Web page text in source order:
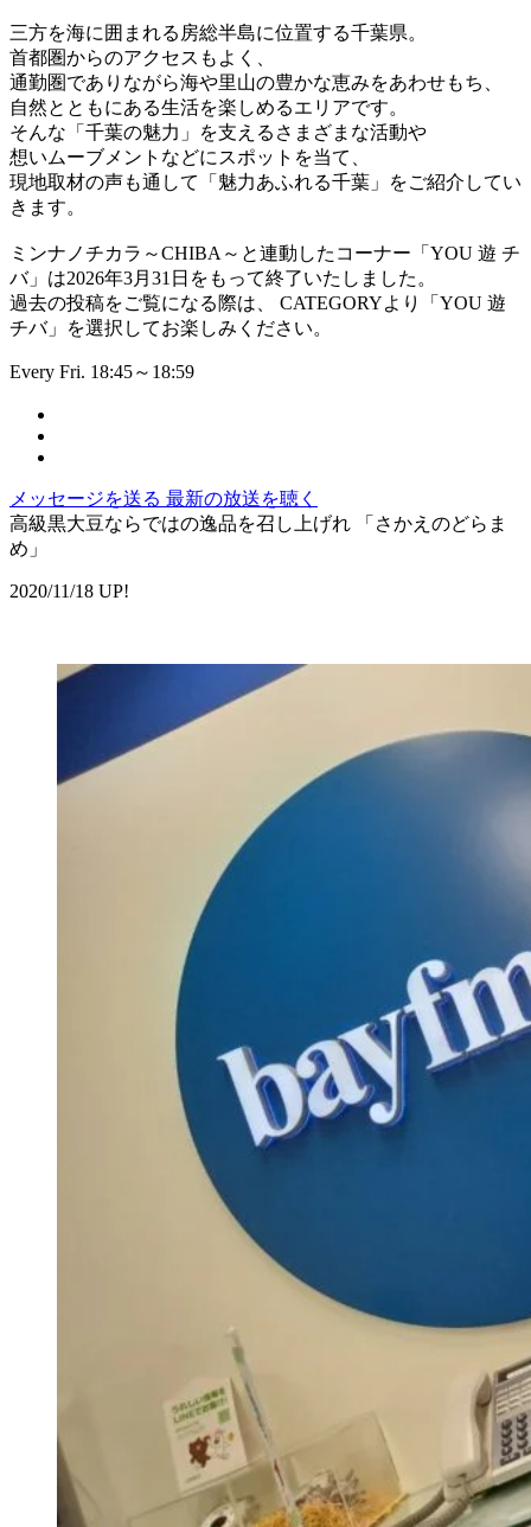
三方を海に囲まれる房総半島に位置する千葉県。
首都圏からのアクセスもよく、
通勤圏でありながら海や里山の豊かな恵みをあわせもち、
自然とともにある生活を楽しめるエリアです。
そんな「千葉の魅力」を支えるさまざまな活動や
想いムーブメントなどにスポットを当て、
現地取材の声も通して「魅力あふれる千葉」をご紹介してい
きます。
ミンナノチカラ～CHIBA～と連動したコーナー「YOU 遊 チ
バ」は2026年3月31日をもって終了いたしました。
過去の投稿をご覧になる際は、 CATEGORYより「YOU 遊
チバ」を選択してお楽しみください。
Every Fri. 18:45～18:59
メッセージを送る 最新の放送を聴く
高級黒大豆ならではの逸品を召し上げれ 「さかえのどらま
め」
2020/11/18 UP!